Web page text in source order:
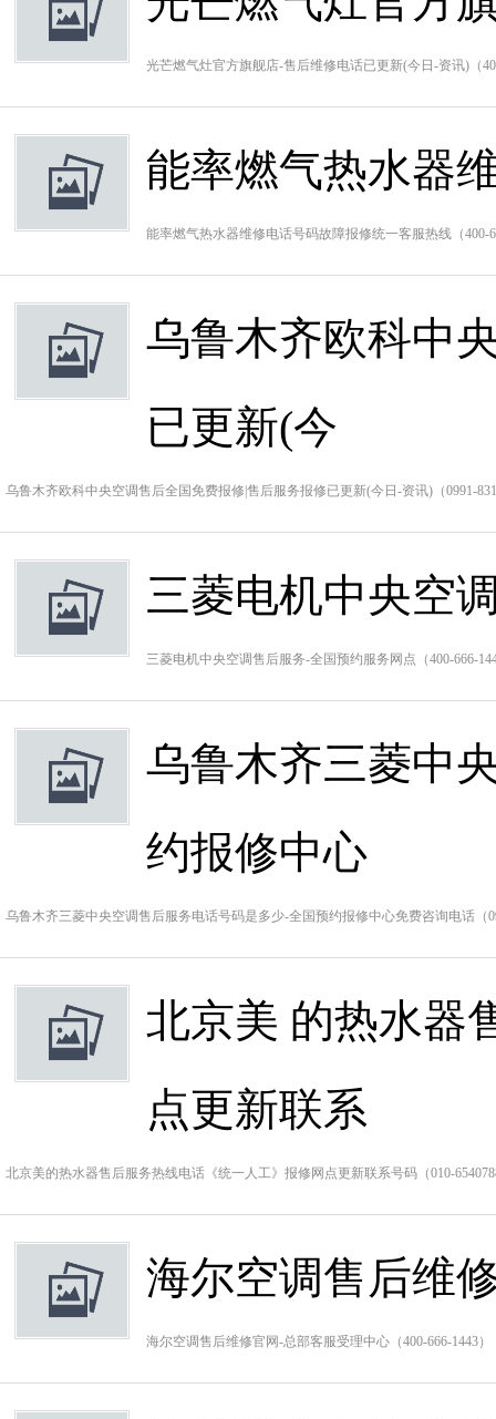
光芒燃气灶官方旗舰店-售后维修电话已更新(今日-资讯)（
能率燃气热水器
能率燃气热水器维修电话号码故障报修统一客服热线（
乌鲁木齐欧科中
已更新(今
乌鲁木齐欧科中央空调售后全国免费报修|售后服务报修已更新(今日-资讯)（0991-
三菱电机中央空
三菱电机中央空调售后服务-全国预约服务网点（400-666-
乌鲁木齐三菱中
约报修中心
乌鲁木齐三菱中央空调售后服务电话号码是多少-全国预约报修中心免费咨询电话（
北京美 的热水器
点更新联系
北京美的热水器售后服务热线电话《统一人工》报修网点更新联系号码（010-
海尔空调售后维
海尔空调售后维修官网-总部客服受理中心（400-666-1443